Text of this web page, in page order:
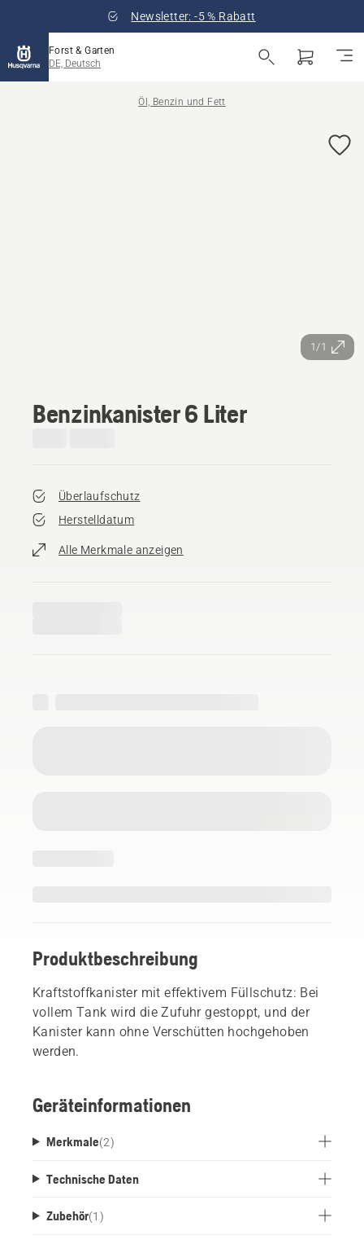
Newsletter: -5 % Rabatt
Forst & Garten
DE, Deutsch
Öl, Benzin und Fett
1/1
Benzinkanister 6 Liter
Überlaufschutz
Herstelldatum
Alle Merkmale anzeigen
Produktbeschreibung
Kraftstoffkanister mit effektivem Füllschutz: Bei
vollem Tank wird die Zufuhr gestoppt, und der
Kanister kann ohne Verschütten hochgehoben
werden.
Geräteinformationen
Merkmale(2)
Technische Daten
Zubehör(1 )